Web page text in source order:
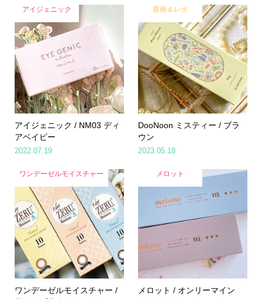
アイジェニック
アイジェニック / NM03 ディ
アベイビー
2022.07.19
着画＆レポ
DooNoon ミスティー / ブラ
ウン
2023.05.18
ワンデーゼルモイスチャー
ワンデーゼルモイスチャー /
メロット
メロット / オンリーマイン